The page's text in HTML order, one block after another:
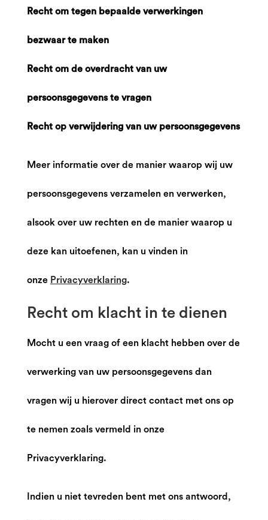
Recht om tegen bepaalde verwerkingen
bezwaar te maken
Recht om de overdracht van uw
persoonsgegevens te vragen
Recht op verwijdering van uw persoonsgegevens
Meer informatie over de manier waarop wij uw
persoonsgegevens verzamelen en verwerken,
alsook over uw rechten en de manier waarop u
deze kan uitoefenen, kan u vinden in
onze Privacyverklaring.
Recht om klacht in te dienen
Mocht u een vraag of een klacht hebben over de
verwerking van uw persoonsgegevens dan
vragen wij u hierover direct contact met ons op
te nemen zoals vermeld in onze
Privacyverklaring.
Indien u niet tevreden bent met ons antwoord,